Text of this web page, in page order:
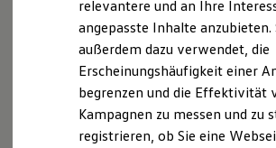
Batterieverordnung
XTL-Dieselkraftstoff
Ersatzteile und
Original Zubehör und Lifestyle
myVolkswagen
myVolkswagen Business
Elektrisch & Autonom
Controller Agreement“).
Unabhängig von der unten
gemeinsamen Verarbeitung
aufgenommenen Videodaten für
in der Datenschutzerklärung von
relevantere und an Ihre
angepasste Inhalte anzubieten.
außerdem dazu verwendet, die
Erscheinungshäufigkeit einer
begrenzen und die Effektivität
Kampagnen zu messen und zu
registrieren, ob Sie eine